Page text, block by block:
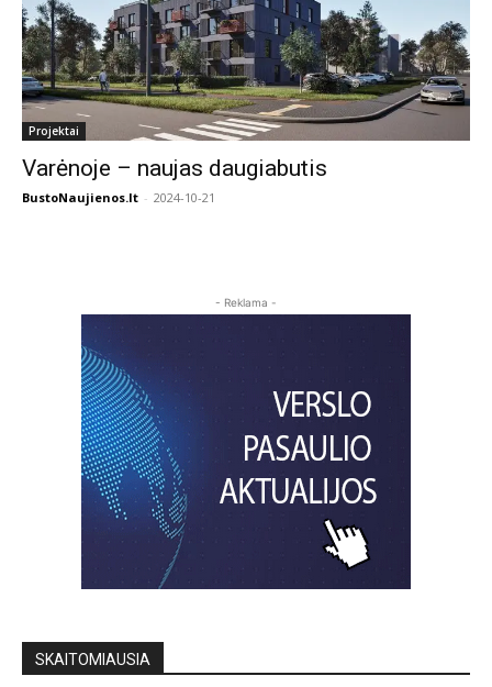
Projektai
Varėnoje – naujas daugiabutis
BustoNaujienos.lt - 2024-10-21
- Reklama -
SKAITOMIAUSIA